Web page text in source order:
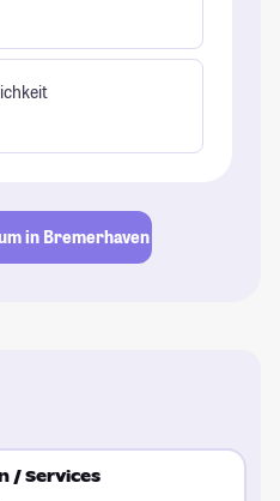
in Bremerhaven
/ Services